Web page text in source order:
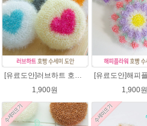
[유료도안]러브하트 호빵수세미뜨기 도안(수세미실은 옵션에서 추가구매 가능)/별호빵수세미처럼 예쁜수세미뜨기/빤짝이 수세미실/웰빙수세미실/고급수세미실/하트뜨기 반짝이수세미 하트수세미
1,900원
1,900원